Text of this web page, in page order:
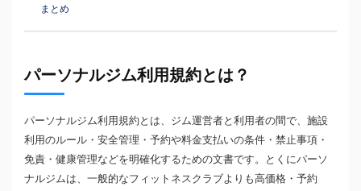
まとめ
パーソナルジム利用規約とは？
パーソナルジム利用規約とは、ジム運営者と利用者の間で、施設
利用のルール・安全管理・予約や料金支払いの条件・禁止事項・
免責・健康管理などを明確化するための文書です。とくにパーソ
ナルジムは、一般的なフィットネスクラブよりも高価格・予約